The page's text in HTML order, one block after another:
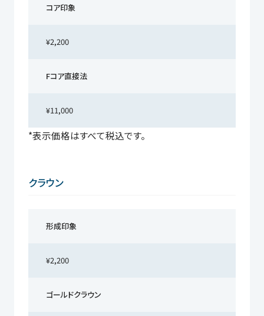
コア印象
¥2,200
Fコア直接法
¥11,000
*表示価格はすべて税込です。
クラウン
形成印象
¥2,200
ゴールドクラウン